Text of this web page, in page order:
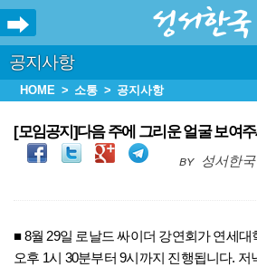
공지사항
HOME 소통 공지사항
[모임공지]다음 주에 그리운 얼굴 보여
성서한국
■ 8월 29일 로날드 싸이더 강연회가 연세대
오후 1시 30분부터 9시까지 진행됩니다.